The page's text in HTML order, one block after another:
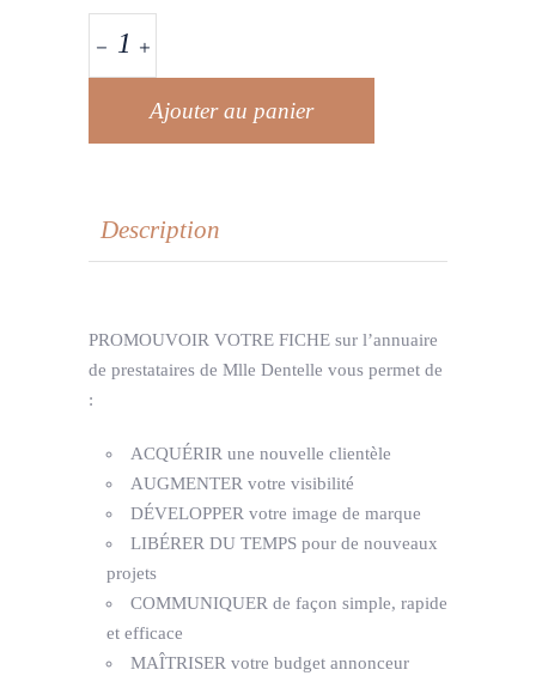
Ajouter au panier
Description
PROMOUVOIR VOTRE FICHE sur l’annuaire
de prestataires de Mlle Dentelle vous permet de
:
ACQUÉRIR une nouvelle clientèle
AUGMENTER votre visibilité
DÉVELOPPER votre image de marque
LIBÉRER DU TEMPS pour de nouveaux
projets
COMMUNIQUER de façon simple, rapide
et efficace
MAÎTRISER votre budget annonceur